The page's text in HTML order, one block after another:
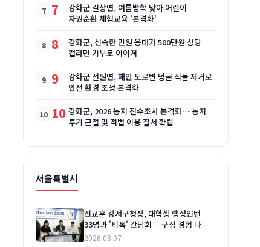
7
강화군 길상면, 여름방학 맞아 어린이
자원순환 체험교육 '본격화'
8
강화군, 신속한 민원 응대가 500만원 상당
컵라면 기부로 이어져
9
강화군 선원면, 해안 도로변 덩굴 식물 제거로
안전 환경 조성 본격화
10 강화군, 2026 농지 전수조사 본격화… 농지
투기 근절 및 적법 이용 질서 확립
서울특별시
진교훈 강서구청장, 대학생 행정인턴
33명과 '티톡' 간담회… 구정 경험 나누고
소통 강화
2026.08.07